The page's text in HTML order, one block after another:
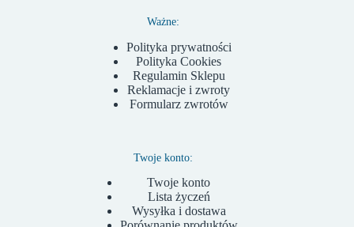
Ważne:
Polityka prywatności
Polityka Cookies
Regulamin Sklepu
Reklamacje i zwroty
Formularz zwrotów
Twoje konto:
Twoje konto
Lista życzeń
Wysyłka i dostawa